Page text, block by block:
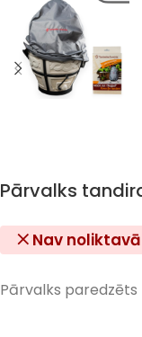
Pārvalks
Nav noliktavā
Pārvalks paredzēts